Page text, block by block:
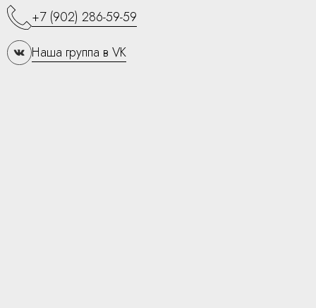
+7 (902) 286-59-59
Наша группа в VK